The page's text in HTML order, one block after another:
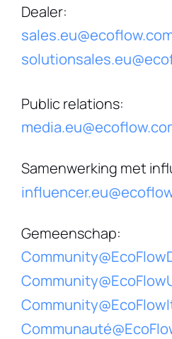
Dealer:
Public relations:
Samenwerking met
Gemeenschap: